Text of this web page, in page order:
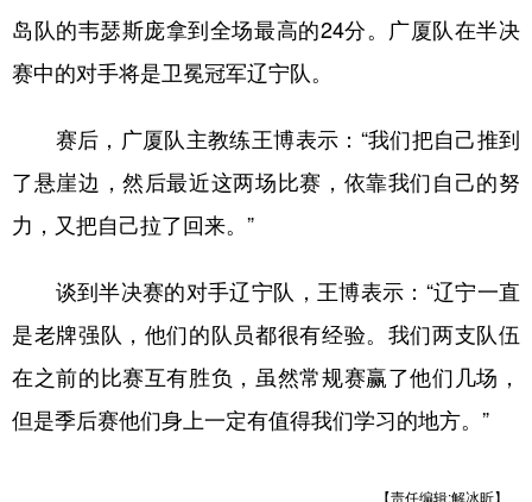
岛队的韦瑟斯庞拿到全场最高的24分。广厦队在半决
赛中的对手将是卫冕冠军辽宁队。
赛后，广厦队主教练王博表示：“我们把自己推到
了悬崖边，然后最近这两场比赛，依靠我们自己的努
力，又把自己拉了回来。”
谈到半决赛的对手辽宁队，王博表示：“辽宁一直
是老牌强队，他们的队员都很有经验。我们两支队伍
在之前的比赛互有胜负，虽然常规赛赢了他们几场，
但是季后赛他们身上一定有值得我们学习的地方。”
【责任编辑:解冰昕】